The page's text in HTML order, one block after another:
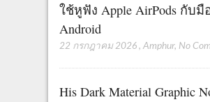
ใช้หูฟัง Apple AirPods กับมื
Android
22 กรกฎาคม 2026 , Amphur, No
His Dark Material Graphic